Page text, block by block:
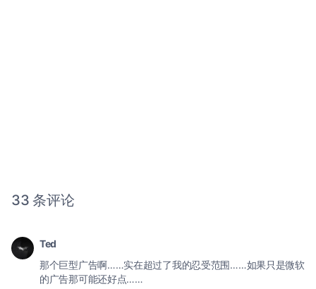
33 条评论
Ted
那个巨型广告啊……实在超过了我的忍受范围……如果只是微软
的广告那可能还好点……